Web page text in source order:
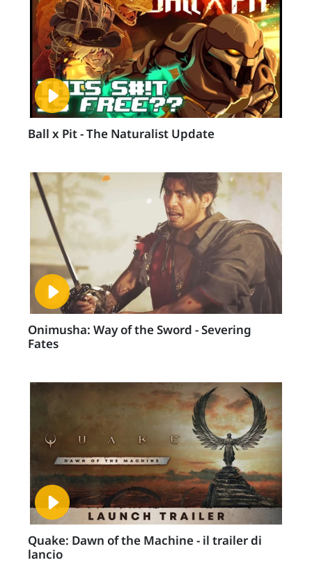
Ball x Pit - The Naturalist Update
Onimusha: Way of the Sword - Severing
Fates
Quake: Dawn of the Machine - il trailer di
lancio